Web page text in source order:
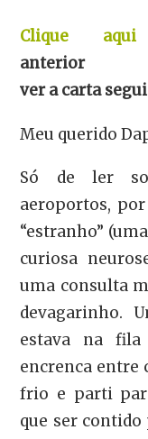
Clique aqui
anterior
ver a carta
Meu querido
Só de ler
aeroportos,
“estranho”
curiosa
uma consulta
devagarinho.
estava na
encrenca entre
frio e parti
que ser contido